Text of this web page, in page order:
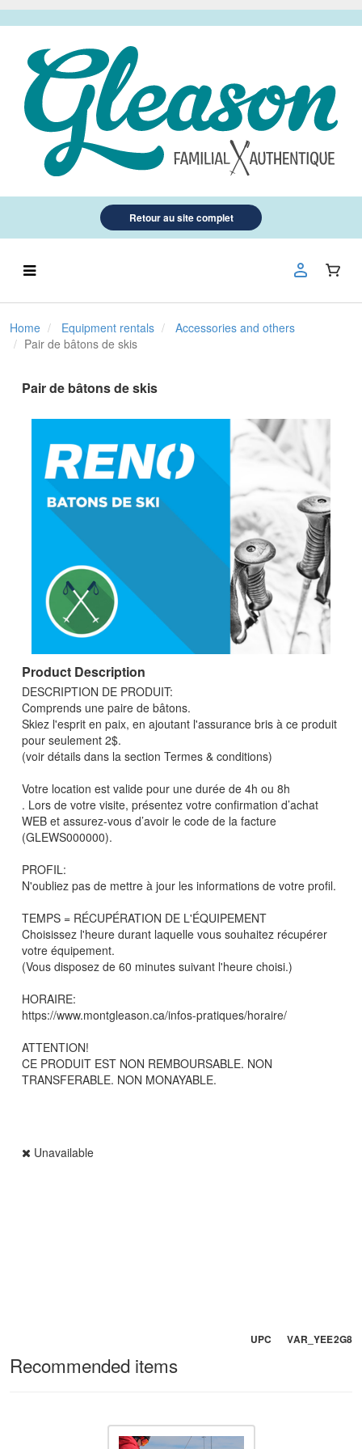
Retour au site complet
Home Equipment rentals
Accessories and others
Pair de bâtons de skis
Pair de bâtons de skis
Product Description
DESCRIPTION DE PRODUIT:
Comprends une paire de bâtons.
Skiez l'esprit en paix, en ajoutant l'assurance bris à ce produit
pour seulement 2$.
(voir détails dans la section Termes & conditions)
Votre location est valide pour une durée de 4h ou 8h
. Lors de votre visite, présentez votre confirmation d’achat
WEB et assurez-vous d’avoir le code de la facture
(GLEWS000000).
PROFIL:
N'oubliez pas de mettre à jour les informations de votre profil.
TEMPS = RÉCUPÉRATION DE L'ÉQUIPEMENT
Choisissez l'heure durant laquelle vous souhaitez récupérer
votre équipement.
(Vous disposez de 60 minutes suivant l'heure choisi.)
HORAIRE:
https://www.montgleason.ca/infos-pratiques/horaire/
ATTENTION!
CE PRODUIT EST NON REMBOURSABLE. NON
TRANSFERABLE. NON MONAYABLE.
Unavailable
UPC VAR_YEE2G8
Recommended items